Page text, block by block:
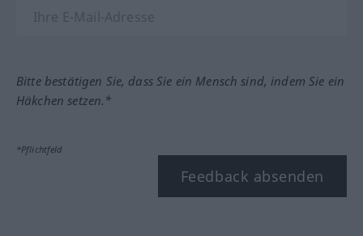
Bitte bestätigen Sie, dass Sie ein Mensch sind, indem Sie ein
Häkchen setzen.*
*Pflichtfeld
Feedback absenden